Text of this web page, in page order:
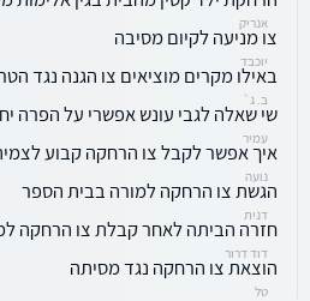
אנריק
צו מניעה לקיום מסיבה
יוכבד
באילו מקרים מוציאים צו הגנה נגד
ב. ג`
שי שאלה לגבי עונש אפשרי על הפרה
עמיר
איך אפשר לקבל צו הרחקה קבוע
נועה
הגשת צו הרחקה למורה בבית הספר
דנית
חזרה הביתה לאחר קבלת צו הרחקה למשך
דוד דרור
הוצאת צו הרחקה נגד מסיתה
טל